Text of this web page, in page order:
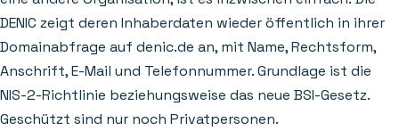
DENIC zeigt deren Inhaberdaten wieder öffentlich in ihrer
Domainabfrage auf denic.de an, mit Name, Rechtsform,
Anschrift, E-Mail und Telefonnummer. Grundlage ist die
NIS-2-Richtlinie beziehungsweise das neue BSI-Gesetz.
Geschützt sind nur noch Privatpersonen.